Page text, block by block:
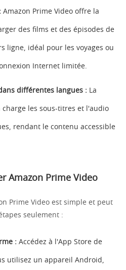
Amazon Prime Video offre la
des films et des épisodes de
ligne, idéal pour les voyages ou
Internet limitée.
différentes langues : La
les sous-titres et l'audio
rendant le contenu accessible
Amazon Prime Video
Prime Video est simple et peut
seulement :
: Accédez à l'App Store de
utilisez un appareil Android,